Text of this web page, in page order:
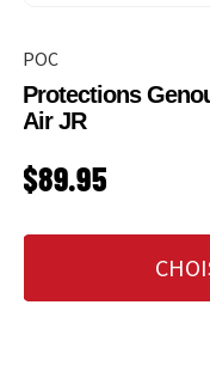
POC
Protections
Air JR
PRIX HABITUEL
$89.95